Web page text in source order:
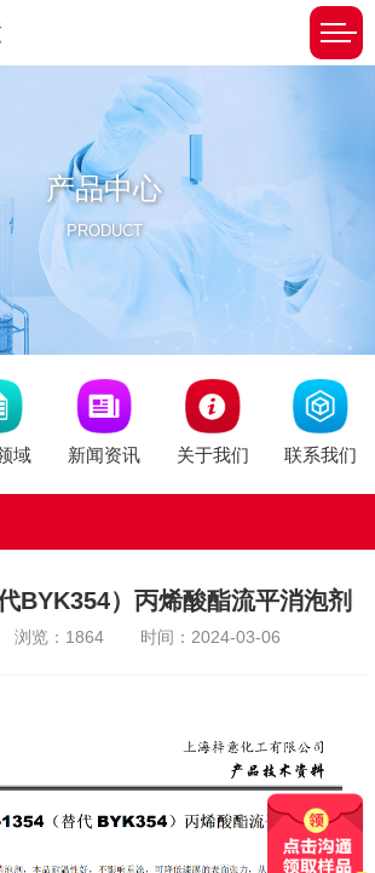
产品中心
PRODUCT
域 新闻资讯 关于我们 联系我们
BYK354）丙烯酸酯流平消泡剂
浏览：1864 时间：2024-03-06